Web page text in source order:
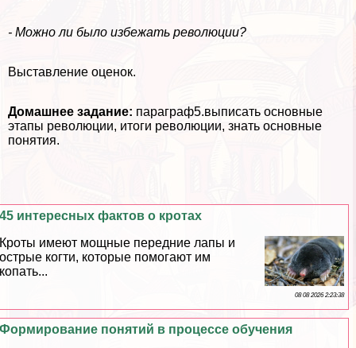
- Можно ли было избежать революции?
Выставление оценок.
Домашнее задание: параграф5.выписать основные
этапы революции, итоги революции, знать основные
понятия.
45 интересных фактов о кротах
Кроты имеют мощные передние лапы и
острые когти, которые помогают им
копать...
08 08 2026 2:23:38
Формирование понятий в процессе обучения